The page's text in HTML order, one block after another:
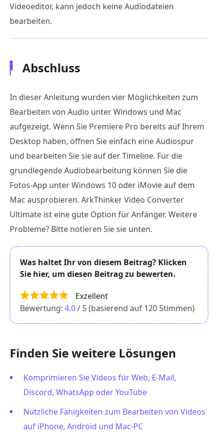
Videoeditor, kann jedoch keine Audiodateien
bearbeiten.
Abschluss
In dieser Anleitung wurden vier Möglichkeiten zum
Bearbeiten von Audio unter Windows und Mac
aufgezeigt. Wenn Sie Premiere Pro bereits auf Ihrem
Desktop haben, öffnen Sie einfach eine Audiospur
und bearbeiten Sie sie auf der Timeline. Für die
grundlegende Audiobearbeitung können Sie die
Fotos-App unter Windows 10 oder iMovie auf dem
Mac ausprobieren. ArkThinker Video Converter
Ultimate ist eine gute Option für Anfänger. Weitere
Probleme? Bitte notieren Sie sie unten.
Was haltet Ihr von diesem Beitrag? Klicken
Sie hier, um diesen Beitrag zu bewerten.
Exzellent
Bewertung: 4.0/ 5 (basierend auf 120Stimmen)
Finden Sie weitere Lösungen
Komprimieren Sie Videos für Web, E-Mail,
Discord, WhatsApp oder YouTube
Nützliche Fähigkeiten zum Bearbeiten von Videos
auf iPhone, Android und Mac-PC